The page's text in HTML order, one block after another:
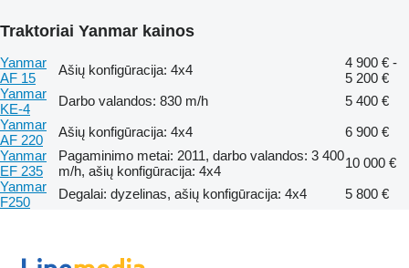
Traktoriai Yanmar kainos
Yanmar
AF 15
Ašių konfigūracija: 4x4
4 900 € -
5 200 €
Yanmar
KE-4
Darbo valandos: 830 m/h
5 400 €
Yanmar
AF 220
Ašių konfigūracija: 4x4
6 900 €
Yanmar
EF 235
Pagaminimo metai: 2011, darbo valandos: 3 400
m/h, ašių konfigūracija: 4x4
10 000 €
Yanmar
F250
Degalai: dyzelinas, ašių konfigūracija: 4x4 5 800 €